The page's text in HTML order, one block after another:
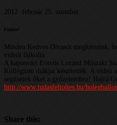
2012. február 25. szombat
Fontos!
Minden Kedves Olvasót megkérnénk,
videót lájkolja
A kaposvári Eötvös Loránd Műszaki
Kollégium diákjai készítették. A videó
segítsétek őket a győzelemhez! Hajrá
http://www.tudasfeltoltes.hu/
Share this: